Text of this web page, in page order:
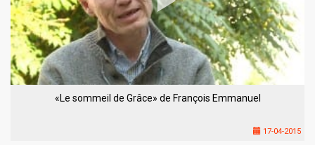
«Le sommeil de Grâce» de François Emmanuel
17-04-2015